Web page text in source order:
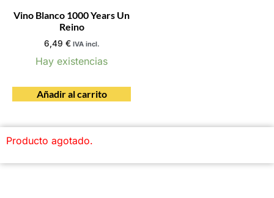
Vino Blanco 1000 Years Un
Reino
6,49 € IVA incl.
Hay existencias
Añadir al carrito
Producto agotado.